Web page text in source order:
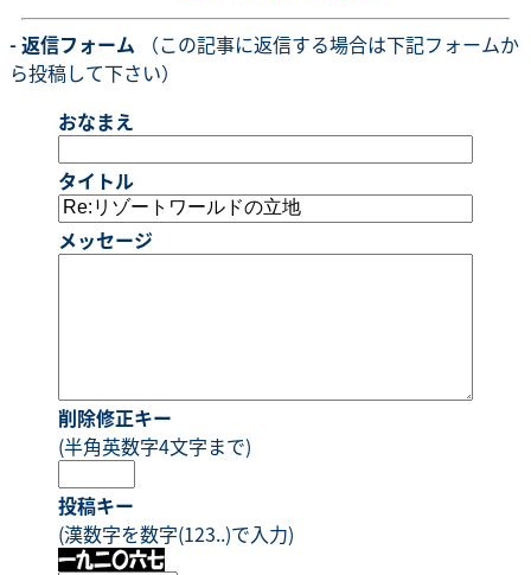
- 返信フォーム （この記事に返信する場合は下記フォームか
ら投稿して下さい）
おなまえ
タイトル
メッセージ
削除修正キー
(半角英数字4文字まで)
投稿キー
(漢数字を数字(123..)で入力)